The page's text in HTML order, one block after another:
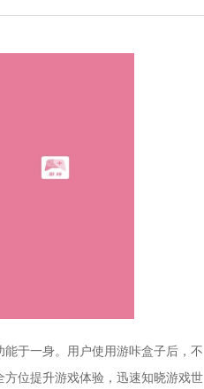
于一身。用户使用游咔盒子后，不
位提升游戏体验，迅速知晓游戏世